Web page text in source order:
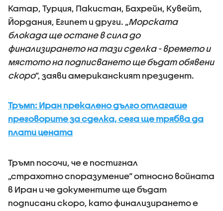
Катар, Турция, Пакистан, Бахрейн, Кувейт,
Йордания, Египет и други. „Морската
блокада ще остане в сила до
финализирането на тази сделка - времето и
мястото на подписването ще бъдат обявени
скоро”, заяви американският президент.
Тръмп: Иран прекалено дълго отлагаше
преговорите за сделка, сега ще трябва да
плати цената
Тръмп посочи, че е постигнал
„страхотно споразумение“ относно войната
в Иран и че документите ще бъдат
подписани скоро, като финализирането е